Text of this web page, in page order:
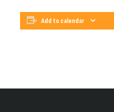
Add to calendar